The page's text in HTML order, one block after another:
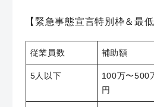
【緊急事態宣言特別枠＆最低
従業員数 補助額
5人以下
100万〜500
円